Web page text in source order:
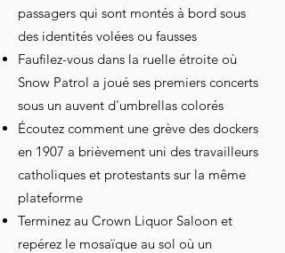
passagers qui sont montés à bord sous
des identités volées ou fausses
Faufilez-vous dans la ruelle étroite où
Snow Patrol a joué ses premiers concerts
sous un auvent d'umbrellas colorés
Écoutez comment une grève des dockers
en 1907 a brièvement uni des travailleurs
catholiques et protestants sur la même
plateforme
Terminez au Crown Liquor Saloon et
repérez le mosaïque au sol où un